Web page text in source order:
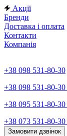
Акції
Бренди
Доставка і оплата
Контакти
Компанія
+38 098 531-80-30
+38 098 531-80-30
+38 095 531-80-30
+38 073 531-80-30
Замовити дзвінок